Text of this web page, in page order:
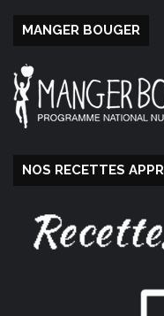
MANGER BOUGER
NOS RECETTES